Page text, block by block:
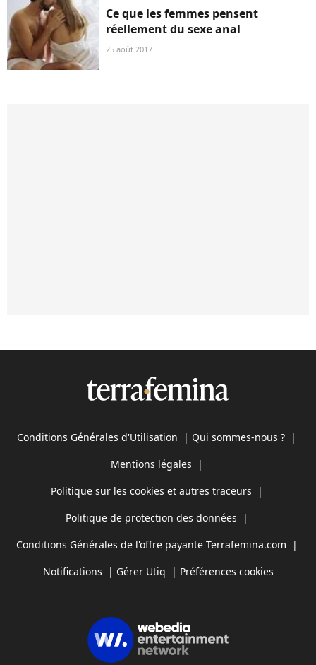
Ce que les femmes pensent
réellement du sexe anal
25 août 2017
Conditions Générales d'Utilisation | Qui sommes-nous ? |
Mentions légales |
Politique sur les cookies et autres traceurs |
Politique de protection des données |
Conditions Générales de l'offre payante Terrafemina.com |
Notifications | Gérer Utiq | Préférences cookies